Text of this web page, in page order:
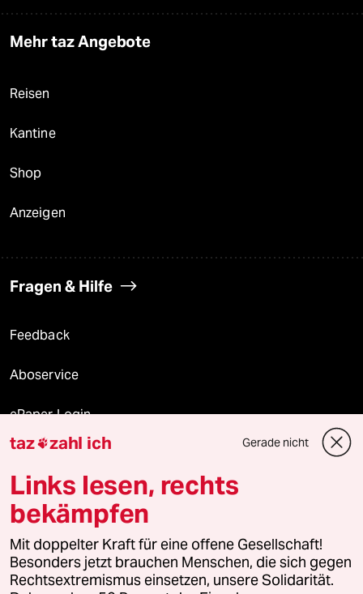
Mehr taz Angebote
Reisen
Kantine
Shop
Anzeigen
Fragen & Hilfe
Feedback
Aboservice
ePaper Login
Downloads für Abonnierende
© 2026 taz Verlags und Vertriebs GmbH
Alle Rechte vorbehalten. Bei rechtlichen Fragen oder für Genehmigungen
wenden Sie sich bitte an
lizenzen@taz.de
taz zahl ich Gerade nicht
Links lesen, rechts
bekämpfen
Mit doppelter Kraft für eine offene Gesellschaft!
Besonders jetzt brauchen Menschen, die sich gegen
Rechtsextremismus einsetzen, unsere Solidarität.